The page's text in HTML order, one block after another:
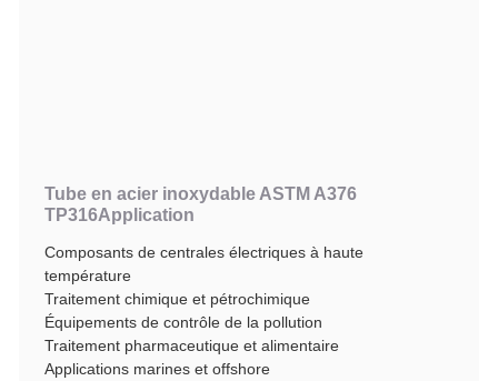
Tube en acier inoxydable ASTM A376
TP316Application
Composants de centrales électriques à haute
température
Traitement chimique et pétrochimique
Équipements de contrôle de la pollution
Traitement pharmaceutique et alimentaire
Applications marines et offshore